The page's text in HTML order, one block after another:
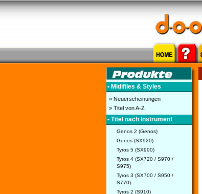
• Midifiles & Styles
» Neuerscheinungen
» Titel von A-Z
• Titel nach Instrument
Genos 2 (Genos)
Genos (SX920)
Tyros 5 (SX900)
Tyros 4 (SX720 / S970 /
S975)
Tyros 3 (SX700 / S950 /
S770)
Tyros 2 (S910)